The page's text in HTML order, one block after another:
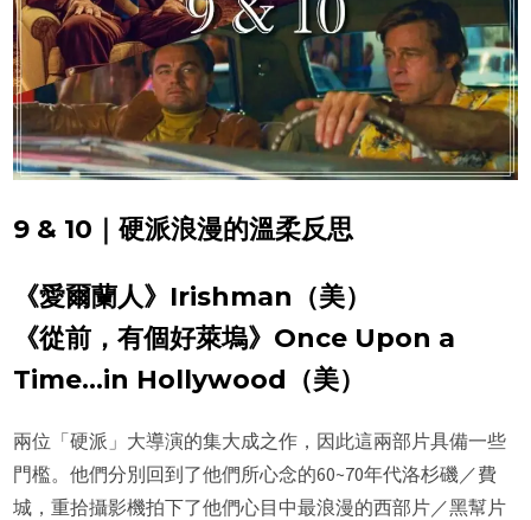
9 & 10｜硬派浪漫的溫柔反思
《愛爾蘭人》Irishman（美）
《從前，有個好萊塢》Once Upon a
Time…in Hollywood（美）
兩位「硬派」大導演的集大成之作，因此這兩部片具備一些
門檻。他們分別回到了他們所心念的60~70年代洛杉磯／費
城，重拾攝影機拍下了他們心目中最浪漫的西部片／黑幫片